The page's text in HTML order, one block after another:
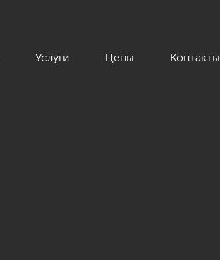
Услуги Цены Контакты